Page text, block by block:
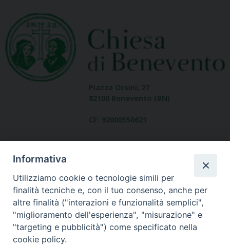
Dove siamo
contatti
Informativa
Utilizziamo cookie o tecnologie simili per
finalità tecniche e, con il tuo consenso, anche per
altre finalità ("interazioni e funzionalità semplici",
"miglioramento dell'esperienza", "misurazione" e
"targeting e pubblicità") come specificato nella
cookie policy.